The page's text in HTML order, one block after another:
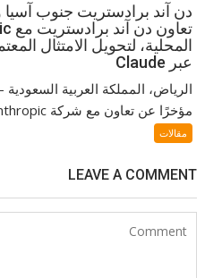
دن آند برادستريت جنوب
المحلية، لتحويل الامتثال
عبر Claude
الرياض، المملكة العربية
مؤخرًا عن تعاون مع شركة Anthropic...
مقالات
LEAVE A COMMENT